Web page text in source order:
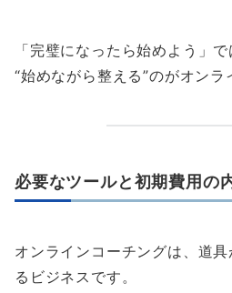
「完璧になったら始めよう」で
“始めながら整える”のがオンラ
必要なツールと初期費用の
オンラインコーチングは、道
るビジネスです。